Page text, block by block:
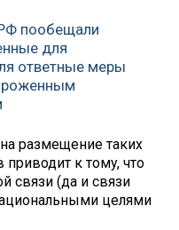
пообещали
для
ответные меры
размещение таких
к тому, что
связи (да и связи
целями